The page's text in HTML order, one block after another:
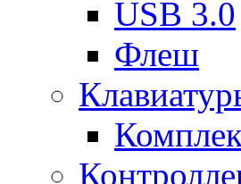
USB 3.0
Флеш